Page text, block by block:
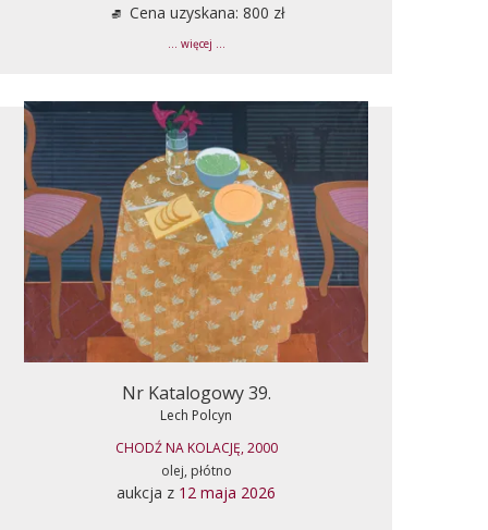
Cena uzyskana: 800 zł
... więcej ...
Nr Katalogowy 39.
Lech Polcyn
CHODŹ NA KOLACJĘ, 2000
olej, płótno
aukcja z 12 maja 2026